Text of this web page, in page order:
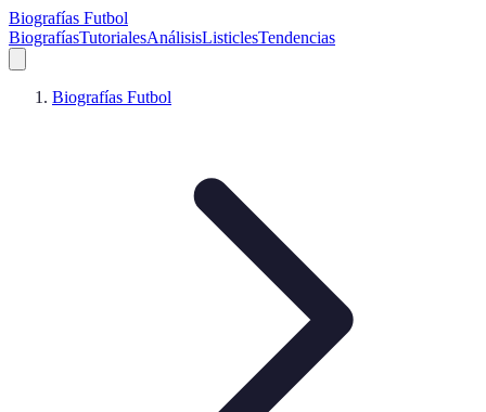
Biografías Futbol
BiografíasTutorialesAnálisisListiclesTendencias
Biografías Futbol